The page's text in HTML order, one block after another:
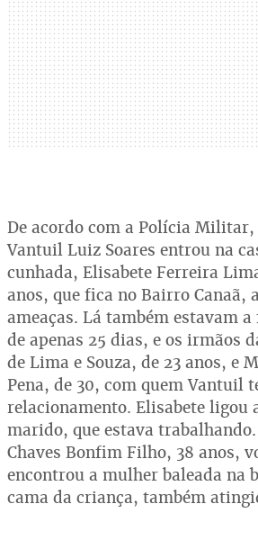
De acordo com a Polícia
Vantuil Luiz Soares entrou na
cunhada, Elisabete Ferreira
anos, que fica no Bairro Canaã,
ameaças. Lá também estavam
de apenas 25 dias, e os irmãos
de Lima e Souza, de 23 anos, e
Pena, de 30, com quem Vantuil
relacionamento. Elisabete ligou
marido, que estava
Chaves Bonfim Filho, 38 anos,
encontrou a mulher baleada na
cama da criança, também